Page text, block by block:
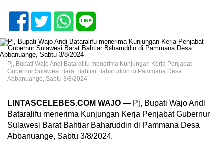
Pj, Bupati Wajo Andi Bataralifu menerima Kunjungan Kerja Penjabat
Gubernur Sulawesi Barat Bahtiar Baharuddin di Pammana Desa
Abbanuange, Sabtu 3/8/2024
LINTASCELEBES.COM WAJO — Pj, Bupati Wajo Andi
Bataralifu menerima Kunjungan Kerja Penjabat Gubernur
Sulawesi Barat Bahtiar Baharuddin di Pammana Desa
Abbanuange, Sabtu 3/8/2024.